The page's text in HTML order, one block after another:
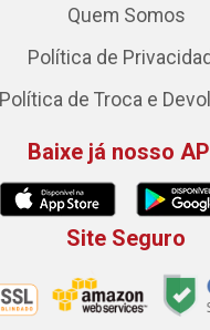
Quem Somos
Política de
Política de Troca e
Baixe já nosso
Site Seguro